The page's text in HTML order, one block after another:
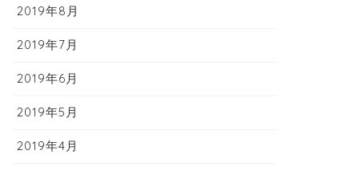
2019年8月
2019年7月
2019年6月
2019年5月
2019年4月